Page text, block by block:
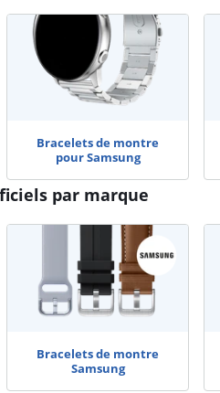
Bracelets de montre
pour Samsung
par marque
Bracelets de montre
Samsung